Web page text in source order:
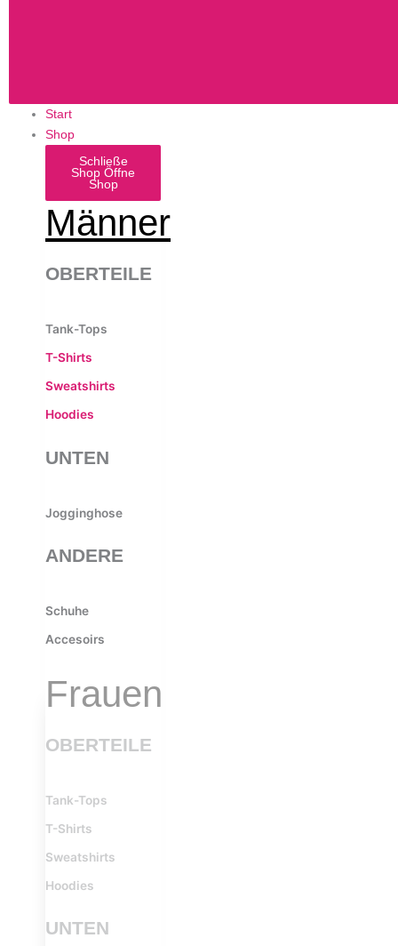
Start
Shop
Schließe
Shop Öffne
Shop
Männer
OBERTEILE
Tank-Tops
T-Shirts
Sweatshirts
Hoodies
UNTEN
Jogginghose
ANDERE
Schuhe
Accesoirs
Frauen
OBERTEILE
Tank-Tops
T-Shirts
Sweatshirts
Hoodies
UNTEN